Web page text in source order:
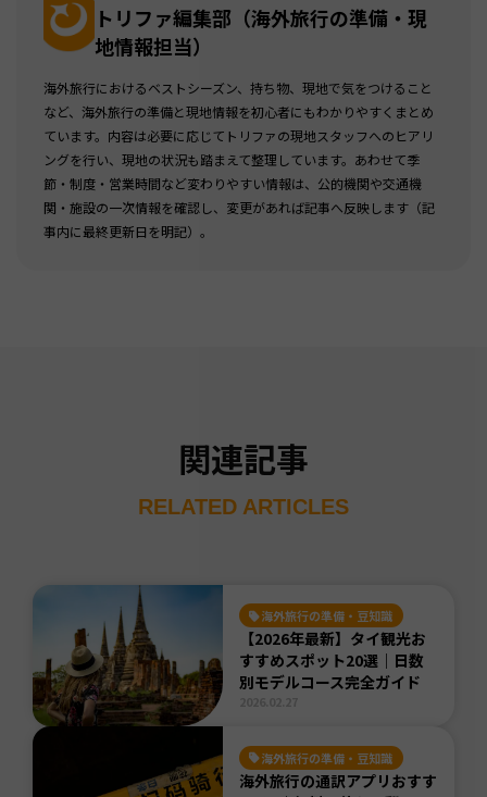
トリファ編集部（海外旅行の準備・現
地情報担当）
海外旅行におけるベストシーズン、持ち物、現地で気をつけること
など、海外旅行の準備と現地情報を初心者にもわかりやすくまとめ
ています。内容は必要に応じてトリファの現地スタッフへのヒアリ
ングを行い、現地の状況も踏まえて整理しています。あわせて季
節・制度・営業時間など変わりやすい情報は、公的機関や交通機
関・施設の一次情報を確認し、変更があれば記事へ反映します（記
事内に最終更新日を明記）。
関連記事
RELATED ARTICLES
海外旅行の準備・豆知識
【2026年最新】タイ観光お
すすめスポット20選｜日数
別モデルコース完全ガイド
海外旅行の準備・豆知識
海外旅行の通訳アプリおすす